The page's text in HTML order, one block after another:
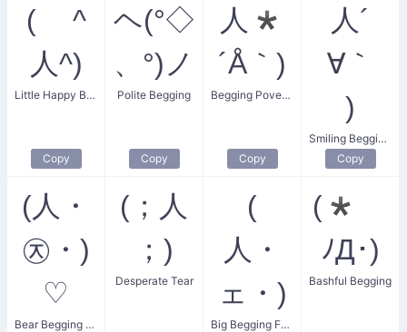
( ^
人^)
Little Happy Begging Face
Copy
ヘ(°◇
、°)ノ
Polite Begging
Copy
人*
´Å｀)
Begging Poverty
Copy
人´
∀｀
)
Smiling Begging Face
Copy
(人・
㉨・)
♡
Bear Begging Love
(；人
；)
Desperate Tear
(
人・
ェ・)
Big Begging Face
(*ゝ
ﾉД･)
Bashful Begging